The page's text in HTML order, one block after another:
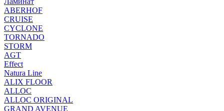
ABERHOF
CRUISE
CYCLONE
TORNADO
STORM
AGT
Effect
Natura Line
ALIX FLOOR
ALLOC
ALLOC ORIGINAL
GRAND AVENUE